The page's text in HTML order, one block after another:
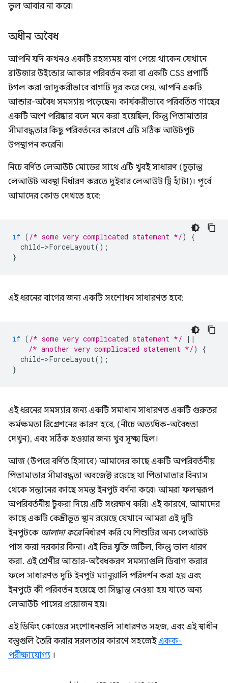
ভুল আবার না করে।
অধীন অবৈধ
আপনি যদি কখনও একটি রহস্যময় বাগ পেয়ে থাকেন যেখানে
ব্রাউজার উইন্ডোর আকার পরিবর্তন করা বা একটি CSS প্রপার্টি
টগল করা জাদুকরীভাবে বাগটি দূর করে দেয়, আপনি একটি
আন্ডার-অবৈধ সমস্যায় পড়েছেন। কার্যকরীভাবে পরিবর্তিত গাছের
একটি অংশ পরিষ্কার বলে মনে করা হয়েছিল, কিন্তু পিতামাতার
সীমাবদ্ধতার কিছু পরিবর্তনের কারণে এটি সঠিক আউটপুট
উপস্থাপন করেনি।
নিচে বর্ণিত লেআউট মোডের সাথে এটি খুবই সাধারণ (চূড়ান্ত
লেআউট অবস্থা নির্ধারণ করতে দুইবার লেআউট ট্রি হাঁটা)। পূর্বে
আমাদের কোড দেখতে হবে:
if ( /* some very complicated statement */)
{
child->ForceLayout();
}
এই ধরনের বাগের জন্য একটি সংশোধন সাধারণত হবে:
if ( /* some very complicated statement */
||
/* another very complicated statement */)
{
child->ForceLayout();
}
এই ধরনের সমস্যার জন্য একটি সমাধান সাধারণত একটি গুরুতর
কর্মক্ষমতা রিগ্রেশনের কারণ হবে, (নীচে অত্যধিক-অবৈধতা
দেখুন), এবং সঠিক হওয়ার জন্য খুব সূক্ষ্ম ছিল।
আজ (উপরে বর্ণিত হিসাবে) আমাদের কাছে একটি অপরিবর্তনীয়
পিতামাতার সীমাবদ্ধতা অবজেক্ট রয়েছে যা পিতামাতার বিন্যাস
থেকে সন্তানের কাছে সমস্ত ইনপুট বর্ণনা করে। আমরা ফলস্বরূপ
অপরিবর্তনীয় টুকরা দিয়ে এটি সংরক্ষণ করি। এই কারণে, আমাদের
কাছে একটি কেন্দ্রীভূত স্থান রয়েছে যেখানে আমরা এই দুটি
ইনপুটকে আলাদা করেনির্ধারণ করি যে শিশুটির অন্য লেআউট
পাস করা দরকার কিনা। এই ভিন্ন যুক্তি জটিল, কিন্তু ভাল ধারণ
করা. এই শ্রেণীর আন্ডার-অবৈধকরণ সমস্যাগুলি ডিবাগ করার
ফলে সাধারণত দুটি ইনপুট ম্যানুয়ালি পরিদর্শন করা হয় এবং
ইনপুটে কী পরিবর্তন হয়েছে তা সিদ্ধান্ত নেওয়া হয় যাতে অন্য
লেআউট পাসের প্রয়োজন হয়।
এই ডিফিং কোডের সংশোধনগুলি সাধারণত সহজ, এবং এই স্বাধীন
বস্তুগুলি তৈরি করার সরলতার কারণে সহজেইএকক-
পরীক্ষাযোগ্য ।